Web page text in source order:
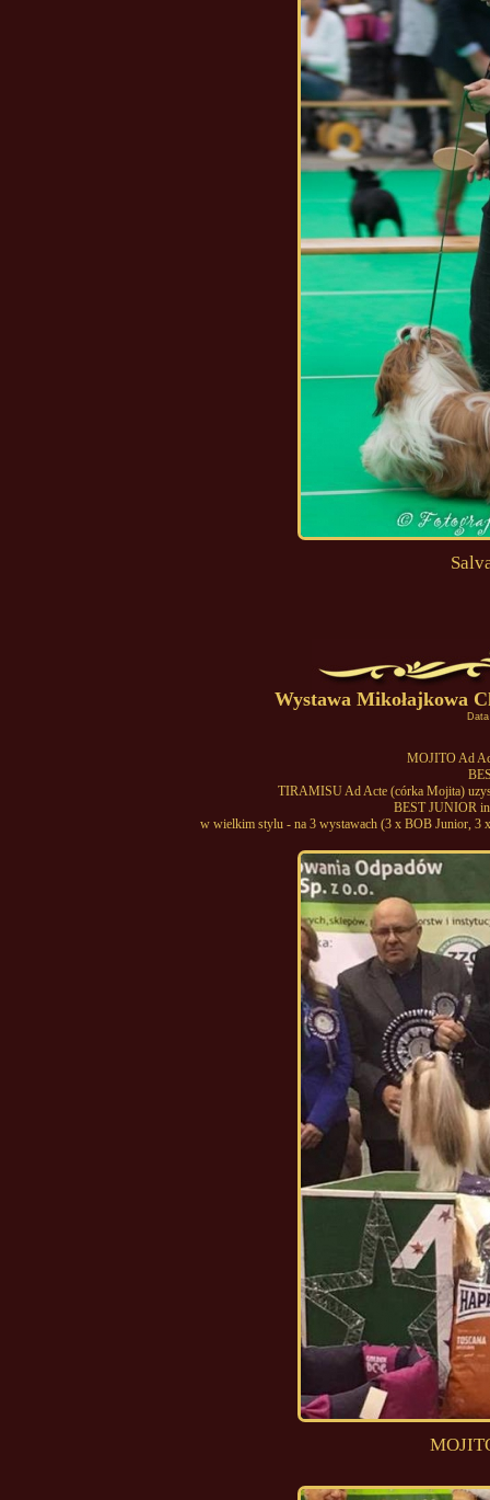
Wystawa Mikołajkowa
MOJITO Ad
TIRAMISU Ad Acte (córka Mojita)
BEST JUNIOR
w wielkim stylu - na 3 wystawach (3 x BOB Junior, 3